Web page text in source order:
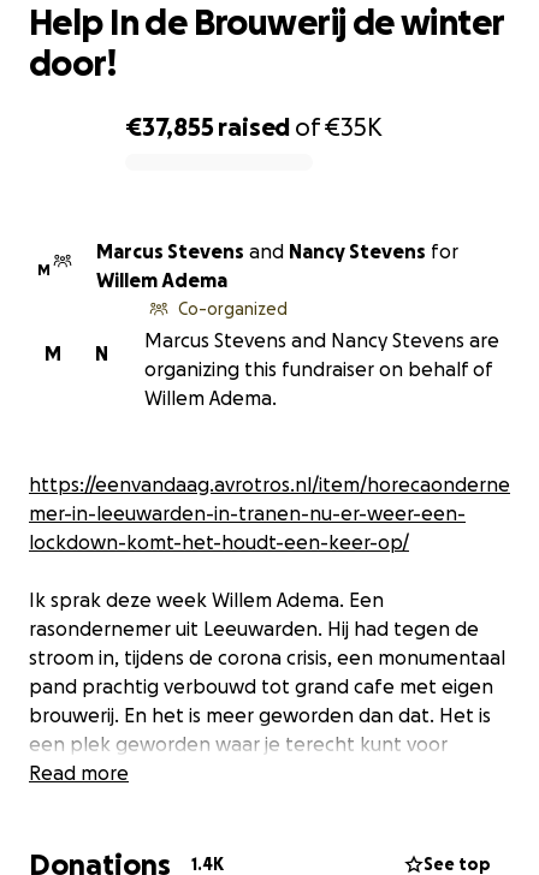
€37,855 raised of€35K
Help In de Brouwerij de winter
door!
M
Marcus Stevens and Nancy Stevens for
Willem Adema
N
M
Co-organized
Marcus Stevens and Nancy Stevens are
organizing this fundraiser on behalf of
Willem Adema.
https://eenvandaag.avrotros.nl/item/horecaonderne
mer-in-leeuwarden-in-tranen-nu-er-weer-een-
lockdown-komt-het-houdt-een-keer-op/
Ik sprak deze week Willem Adema. Een
rasondernemer uit Leeuwarden. Hij had tegen de
stroom in, tijdens de corona crisis, een monumentaal
pand prachtig verbouwd tot grand cafe met eigen
brouwerij. En het is meer geworden dan dat. Het is
een plek geworden waar je terecht kunt voor
ontbijt, lunch, diner, (eigen) gebrouwen bier en
waardoor je op mooie zomeravonden onder de
Read more
Donations 1.4K See top